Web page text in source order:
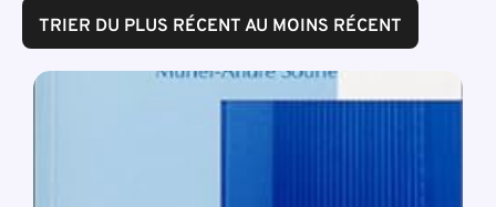
TRIER DU PLUS RÉCENT AU MOINS RÉCENT